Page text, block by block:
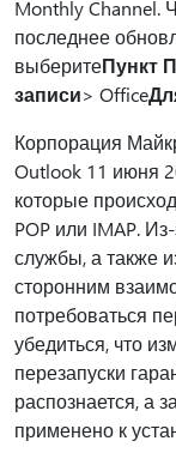
Monthly Channel.
последнее
выберитеПункт
записи> Office
Корпорация
Outlook 11 июня
которые
POP или IMAP.
службы, а также
сторонним
потребоваться
убедиться, что
перезапуски
распознается, а
применено к